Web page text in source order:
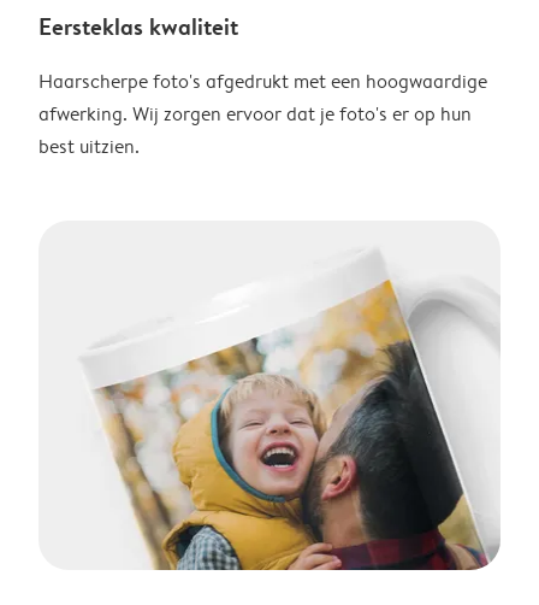
Eersteklas kwaliteit
Haarscherpe foto's afgedrukt met een hoogwaardige
afwerking. Wij zorgen ervoor dat je foto's er op hun
best uitzien.